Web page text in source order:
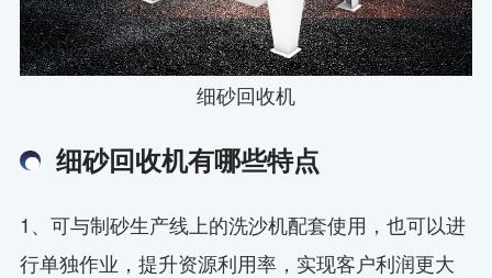
细砂回收机
细砂回收机有哪些特点
1、可与制砂生产线上的洗沙机配套使用，也可以进
行单独作业，提升资源利用率，实现客户利润更大